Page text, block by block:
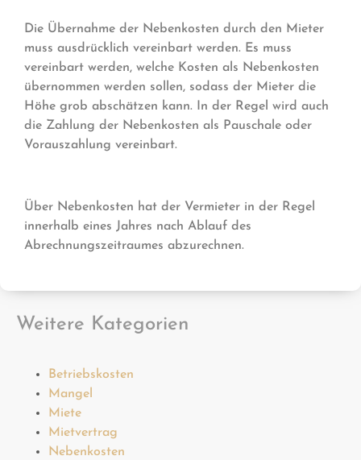
Die Übernahme der Nebenkosten durch den Mieter
muss ausdrücklich vereinbart werden. Es muss
vereinbart werden, welche Kosten als Nebenkosten
übernommen werden sollen, sodass der Mieter die
Höhe grob abschätzen kann. In der Regel wird auch
die Zahlung der Nebenkosten als Pauschale oder
Vorauszahlung vereinbart.
Über Nebenkosten hat der Vermieter in der Regel
innerhalb eines Jahres nach Ablauf des
Abrechnungszeitraumes abzurechnen.
Weitere Kategorien
Betriebskosten
Mangel
Miete
Mietvertrag
Nebenkosten